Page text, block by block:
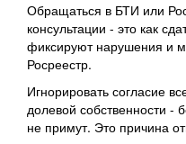
Обращаться в БТИ или
консультации - это как
фиксируют нарушения и
Росреестр.
Игнорировать согласие
долевой собственности -
не примут. Это причина